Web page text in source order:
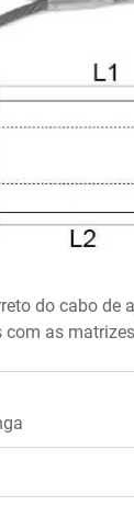
do cabo de
as